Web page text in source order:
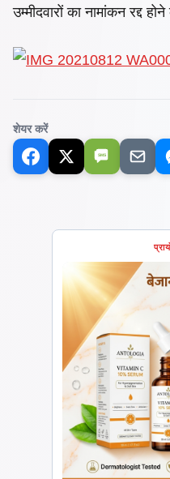
उम्मीदवारों का नामांकन रद्द
शेयर करें
SMS